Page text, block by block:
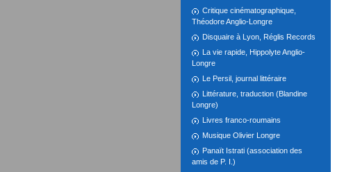
Critique cinématographique,
Théodore Anglio-Longre
Disquaire à Lyon, Réglis Records
La vie rapide, Hippolyte Anglio-
Longre
Le Persil, journal littéraire
Littérature, traduction (Blandine
Longre)
Livres franco-roumains
Musique Olivier Longre
Panaït Istrati (association des
amis de P. I.)